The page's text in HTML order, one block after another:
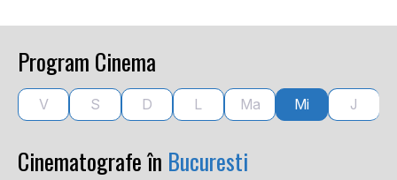
Program Cinema
V S D L Ma Mi J
Cinematografe în Bucuresti